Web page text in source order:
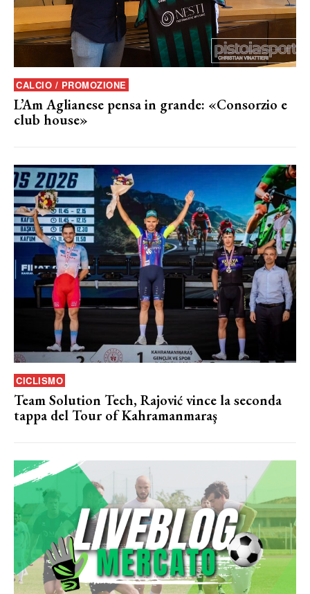
CALCIO / PROMOZIONE
L’Am Aglianese pensa in grande: «Consorzio e
club house»
CICLISMO
Team Solution Tech, Rajović vince la seconda
tappa del Tour of Kahramanmaraş